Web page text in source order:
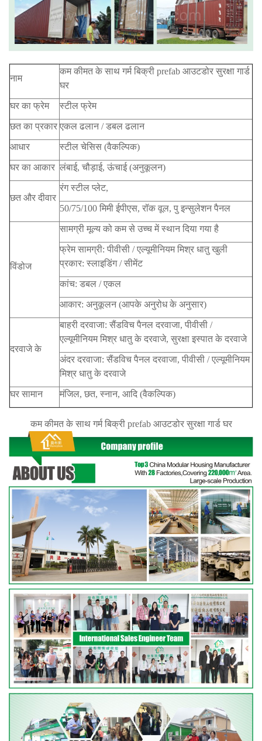
नाम
कम कीमत के साथ गर्म बिक्री prefab आउटडोर सुरक्षा गार्ड
घर
घर का फ्रेम स्टील फ्रेम
छत का प्रकार एकल ढलान / डबल ढलान
आधार स्टील चेसिस (वैकल्पिक)
घर का आकार लंबाई, चौड़ाई, ऊंचाई (अनुकूलन)
छत और दीवार
रंग स्टील प्लेट,
50/75/100 मिमी ईपीएस, रॉक वूल, पु इन्सुलेशन पैनल
विंडोज
सामग्री मूल्य को कम से उच्च में स्थान दिया गया है
फ्रेम सामग्री: पीवीसी / एल्यूमीनियम मिश्र धातु खुली
प्रकार: स्लाइडिंग / सीमेंट
कांच: डबल / एकल
आकार: अनुकूलन (आपके अनुरोध के अनुसार)
दरवाजे के
बाहरी दरवाजा: सैंडविच पैनल दरवाजा, पीवीसी /
एल्यूमीनियम मिश्र धातु के दरवाजे, सुरक्षा इस्पात के दरवाजे
अंदर दरवाजा: सैंडविच पैनल दरवाजा, पीवीसी / एल्यूमीनियम
मिश्र धातु के दरवाजे
घर सामान मंजिल, छत, स्नान, आदि (वैकल्पिक)
कम कीमत के साथ गर्म बिक्री prefab आउटडोर सुरक्षा गार्ड घर